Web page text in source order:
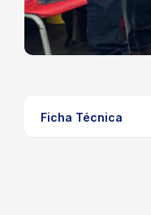
Ficha Técnica